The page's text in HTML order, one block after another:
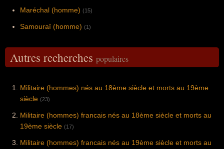
Maréchal (homme) (15)
Samouraï (homme) (1)
Autres recherches populaires
Militaire (hommes) nés au 18ème siècle et morts au 19ème
siècle (23)
Militaire (hommes) francais nés au 18ème siècle et morts au
19ème siècle (17)
Militaire (hommes) francais nés au 19ème siècle et morts au